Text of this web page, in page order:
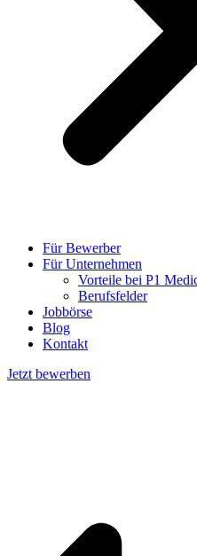
Für Bewerber
Für Unternehmen
Vorteile bei P1
Berufsfelder
Jobbörse
Blog
Kontakt
Jetzt bewerben